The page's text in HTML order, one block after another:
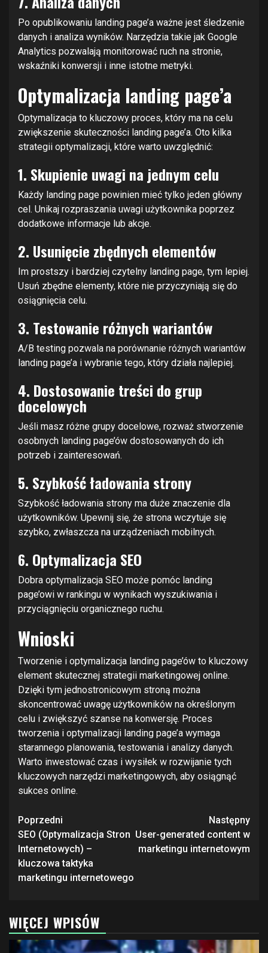
Po opublikowaniu landing page’a ważne jest śledzenie
danych i analiza wyników. Narzędzia takie jak Google
Analytics pozwalają monitorować ruch na stronie,
wskaźniki konwersji i inne istotne metryki.
Optymalizacja landing page’a
Optymalizacja to kluczowy proces, który ma na celu
zwiększenie skuteczności landing page’a. Oto kilka
strategii optymalizacji, które warto uwzględnić:
1. Skupienie uwagi na jednym celu
Każdy landing page powinien mieć tylko jeden główny
cel. Unikaj rozpraszania uwagi użytkownika poprzez
dodatkowe informacje lub akcje.
2. Usunięcie zbędnych elementów
Im prostszy i bardziej czytelny landing page, tym lepiej.
Usuń zbędne elementy, które nie przyczyniają się do
osiągnięcia celu.
3. Testowanie różnych wariantów
A/B testing pozwala na porównanie różnych wariantów
landing page’a i wybranie tego, który działa najlepiej.
4. Dostosowanie treści do grup
docelowych
Jeśli masz różne grupy docelowe, rozważ stworzenie
osobnych landing page’ów dostosowanych do ich
potrzeb i zainteresowań.
5. Szybkość ładowania strony
Szybkość ładowania strony ma duże znaczenie dla
użytkowników. Upewnij się, że strona wczytuje się
szybko, zwłaszcza na urządzeniach mobilnych.
6. Optymalizacja SEO
Dobra optymalizacja SEO może pomóc landing
page’owi w rankingu w wynikach wyszukiwania i
przyciągnięciu organicznego ruchu.
Wnioski
Tworzenie i optymalizacja landing page’ów to kluczowy
element skutecznej strategii marketingowej online.
Dzięki tym jednostronicowym stroną można
skoncentrować uwagę użytkowników na określonym
celu i zwiększyć szanse na konwersję. Proces
tworzenia i optymalizacji landing page’a wymaga
starannego planowania, testowania i analizy danych.
Warto inwestować czas i wysiłek w rozwijanie tych
kluczowych narzędzi marketingowych, aby osiągnąć
sukces online.
Zobacz
wpisy
Poprzedni
SEO (Optymalizacja Stron
Internetowych) –
kluczowa taktyka
marketingu internetowego
Następny
User-generated content w
marketingu internetowym
WIĘCEJ WPISÓW